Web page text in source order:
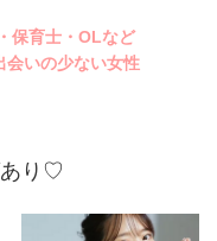
保育士・OLなど
会いの少ない女性
あり♡